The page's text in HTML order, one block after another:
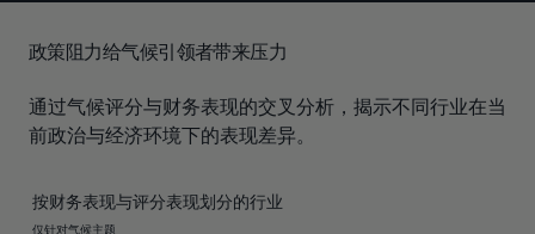
政策阻力给气候引领者带来压力
通过气候评分与财务表现的交叉分析，揭示不同行业在当
前政治与经济环境下的表现差异。